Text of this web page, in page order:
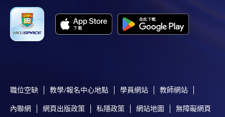
用於一般學歷頒授課程。
課程負責人會為學員送上「註冊及學費通知」
(「通知」)，請填妥有關「通知」，並親往報名中
何疑問，請詳閱個別課程資料，或聯絡有關課程負責
人或報名中心。
職位空缺 教學/報名中心地點 學員網站 教師網站
內聯網 網頁出版政策 私隱政策 網站地圖 無障礙網頁